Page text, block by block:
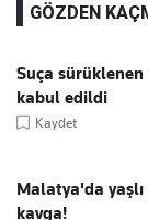
GÖZDEN
Suça
kabul edildi
Kaydet
Malatya'da
kavga!